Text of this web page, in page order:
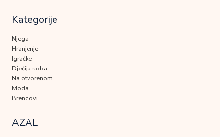
Kategorije
Njega
Hranjenje
Igračke
Dječija soba
Na otvorenom
Moda
Brendovi
AZAL